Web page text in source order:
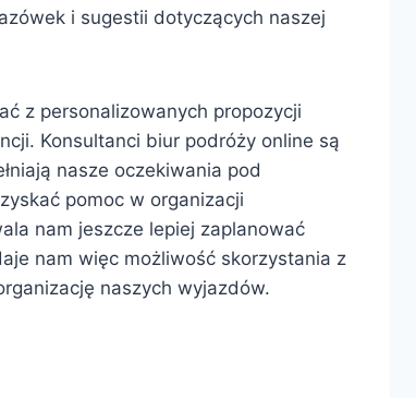
i sugestii dotyczących naszej
z personalizowanych propozycji
Konsultanci biur podróży online są
nasze oczekiwania pod
pomoc w organizacji
nam jeszcze lepiej zaplanować
nam więc możliwość skorzystania z
naszych wyjazdów.